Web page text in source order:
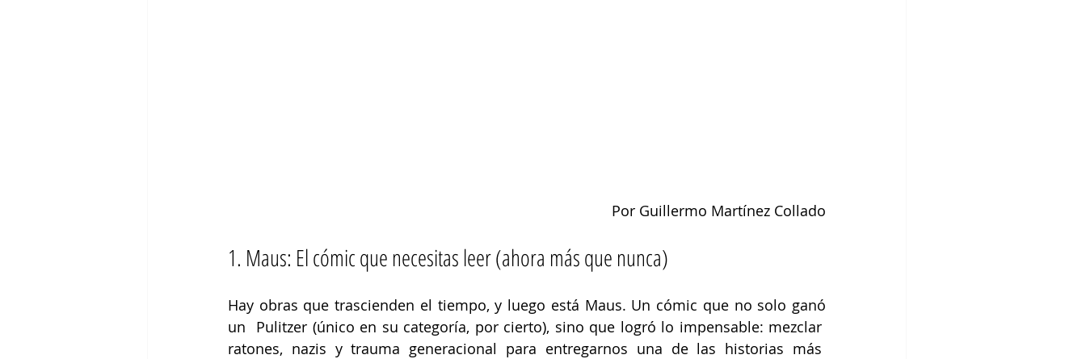
Por Guillermo Martínez Collado
1. Maus: El cómic que necesitas leer (ahora más que nunca)
Hay obras que trascienden el tiempo, y luego está Maus. Un cómic que no solo ganó
un  Pulitzer (único en su categoría, por cierto), sino que logró lo impensable: mezclar
ratones, nazis y trauma generacional para entregarnos una de las historias más